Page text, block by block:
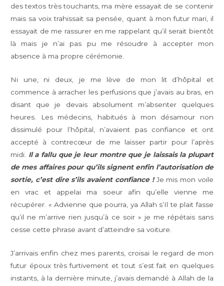
des textos très touchants, ma mère essayait de se contenir
mais sa voix trahissait sa pensée, quant à mon futur mari, il
essayait de me rassurer en me rappelant qu’il serait bientôt
là mais je n’ai pas pu me résoudre à accepter mon
absence à ma propre cérémonie.
Ni une, ni deux, je me lève de mon lit d’hôpital et
commence à arracher les perfusions que j’avais au bras, en
disant que je devais absolument m’absenter quelques
heures. Les médecins, habitués à mon désamour non
dissimulé pour l’hôpital, n’avaient pas confiance et ont
accepté à contrecœur de me laisser partir pour l’après
midi. Il a fallu que je leur montre que je laissais la plupart
de mes affaires pour qu’ils signent enfin l’autorisation de
sortie, c’est dire s’ils avaient confiance !Je mis mon voile
en vrac et appelai ma soeur afin qu’elle vienne me
récupérer. « Advienne que pourra, ya Allah s’Il te plait fasse
qu’il ne m’arrive rien jusqu’à ce soir » je me répétais sans
cesse cette phrase avant d’atteindre sa voiture.
J’arrivais enfin chez mes parents, croisai le regard de mon
futur époux très furtivement et tout s’est fait en quelques
instants, à la dernière minute, j’avais demandé à Allah de la